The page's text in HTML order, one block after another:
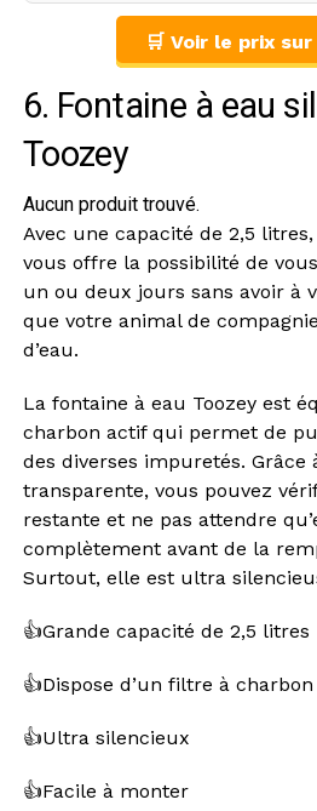
🛒 Voir le prix
6. Fontaine à eau
Toozey
Aucun produit trouvé.
Avec une capacité de 2,5
vous offre la possibilité de
un ou deux jours sans avoir à
que votre animal de
d’eau.
La fontaine à eau Toozey est
charbon actif qui permet de
des diverses impuretés. Grâce
transparente, vous pouvez
restante et ne pas attendre
complètement avant de la
Surtout, elle est ultra
👍Grande capacité de 2,5 litres
👍Dispose d’un filtre à
👍Ultra silencieux
👍Facile à monter